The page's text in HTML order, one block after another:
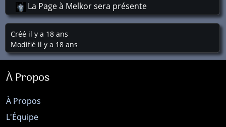
La Page à Melkor sera présente
Créé il y a 18 ans
Modifié il y a 18 ans
À Propos
À Propos
L'Équipe